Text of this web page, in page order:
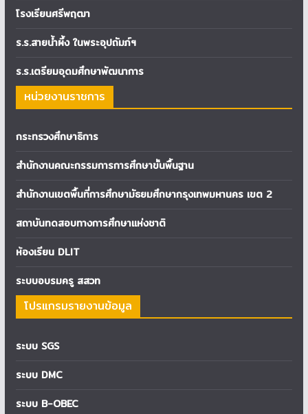
โรงเรียนศรีพฤฒา
ร.ร.สายน้ำผึ้ง ในพระอุปถัมภ์ฯ
ร.ร.เตรียมอุดมศึกษาพัฒนาการ
หน่วยงานราชการ
กระทรวงศึกษาธิการ
สำนักงานคณะกรรมการการศึกษาขั้นพื้นฐาน
สำนักงานเขตพื้นที่การศึกษามัธยมศึกษากรุงเทพมหานคร เขต 2
สถาบันทดสอบทางการศึกษาแห่งชาติ
ห้องเรียน DLIT
ระบบอบรมครู สสวท
โปรแกรมรายงานข้อมูล
ระบบ SGS
ระบบ DMC
ระบบ B-OBEC